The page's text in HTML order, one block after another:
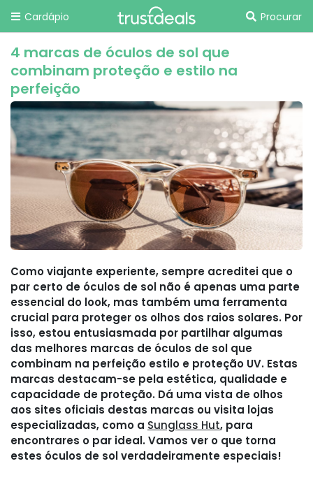
Cardápio Procurar
4 marcas de óculos de sol que
combinam proteção e estilo na
perfeição
Como viajante experiente, sempre acreditei que o
par certo de óculos de sol não é apenas uma parte
essencial do look, mas também uma ferramenta
crucial para proteger os olhos dos raios solares. Por
isso, estou entusiasmada por partilhar algumas
das melhores marcas de óculos de sol que
combinam na perfeição estilo e proteção UV. Estas
marcas destacam-se pela estética, qualidade e
capacidade de proteção. Dá uma vista de olhos
aos sites oficiais destas marcas ou visita lojas
especializadas, como a Sunglass Hut, para
encontrares o par ideal. Vamos ver o que torna
estes óculos de sol verdadeiramente especiais!